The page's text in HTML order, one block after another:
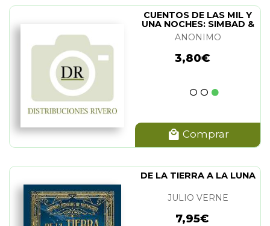
CUENTOS DE LAS MIL Y
UNA NOCHES: SIMBAD &
ALI BABA
ANONIMO
3,80€
Comprar
DE LA TIERRA A LA LUNA
JULIO VERNE
7,95€